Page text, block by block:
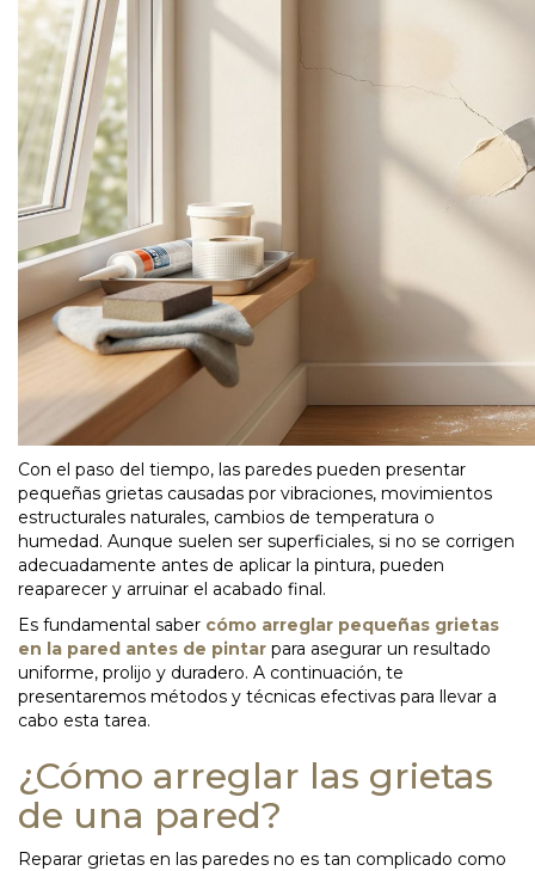
Con el paso del tiempo, las paredes pueden presentar
pequeñas grietas causadas por vibraciones, movimientos
estructurales naturales, cambios de temperatura o
humedad. Aunque suelen ser superficiales, si no se corrigen
adecuadamente antes de aplicar la pintura, pueden
reaparecer y arruinar el acabado final.
Es fundamental saber cómo arreglar pequeñas grietas
en la pared antes de pintar para asegurar un resultado
uniforme, prolijo y duradero. A continuación, te
presentaremos métodos y técnicas efectivas para llevar a
cabo esta tarea.
¿Cómo arreglar las grietas
de una pared?
Reparar grietas en las paredes no es tan complicado como